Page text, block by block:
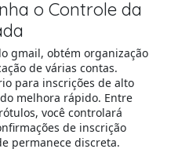
o Controle da
gmail, obtém organização
de várias contas.
para inscrições de alto
melhora rápido. Entre
você controlará
de inscrição
permanece discreta.